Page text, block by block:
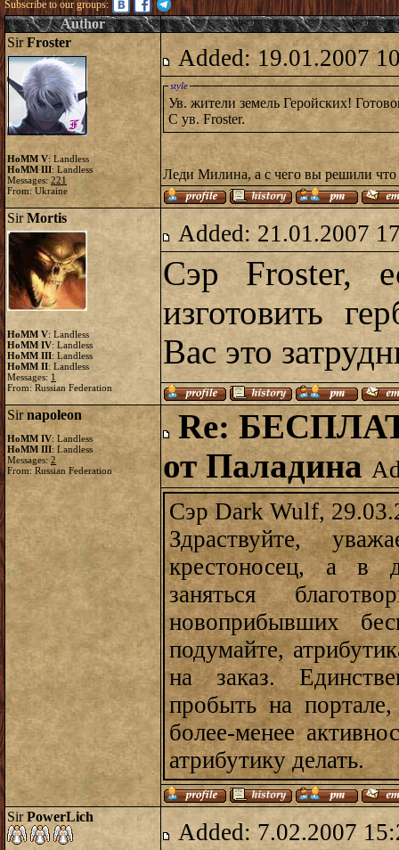
Subscribe to our groups:
Author
SirFroster
HoMM V: Landless
HoMM III: Landless
Messages: 221
From: Ukraine
Added: 19.01.2007
style
Ув. жители земель Геройских!
С ув. Froster.
Леди Милина, а с чего вы решили что
SirMortis
HoMM V: Landless
HoMM IV: Landless
HoMM III: Landless
HoMM II: Landless
Messages: 1
From: Russian Federation
Added: 21.01.2007
Сэр Froster,
изготовить
Вас это
Sirnapoleon
HoMM IV: Landless
HoMM III: Landless
Messages: 2
From: Russian Federation
Re:
от Паладина
Сэр Dark Wulf,
Здраствуйте,
крестоносец, а в
заняться
новоприбывших
подумайте,
на заказ.
пробыть на
более-менее
атрибутику делать.
SirPowerLich
Added: 7.02.2007